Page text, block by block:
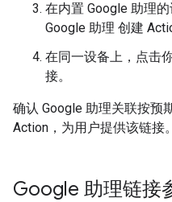
在内置 Google 助理
Google 助理 创建
在同一设备上，点击
接。
确认 Google 助理关联按预
Action，为用户提供该链接。
Google 助理链接